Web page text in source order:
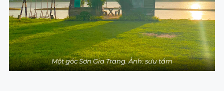
Một góc Sơn Gia Trang. Ảnh: sưu tầm